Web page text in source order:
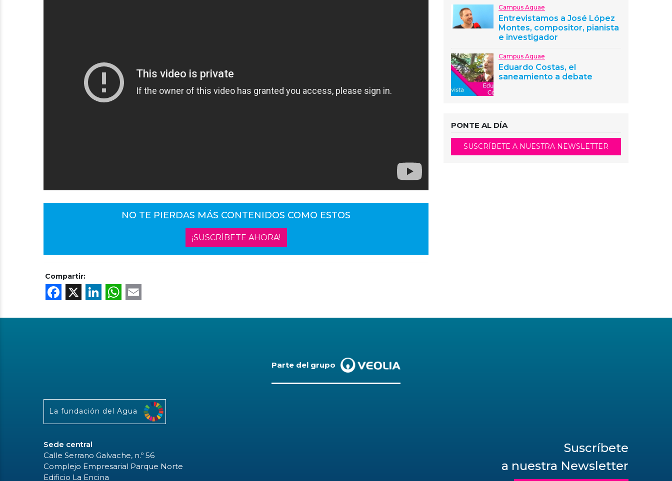
NO TE PIERDAS MÁS CONTENIDOS COMO ESTOS
¡SUSCRÍBETE AHORA!
Compartir:
Facebook
X LinkedIn
WhatsApp
Campus Aquae
Entrevistamos a José López
Montes, compositor, pianista
e investigador
Campus Aquae
Eduardo Costas, el
saneamiento a debate
PONTE AL DÍA
SUSCRÍBETE A NUESTRA NEWSLETTER
Parte del grupo
La fundación del Agua
Sede central
Calle Serrano Galvache, n.º 56
Complejo Empresarial Parque Norte
Edificio La Encina
Suscríbete
a nuestra Newsletter